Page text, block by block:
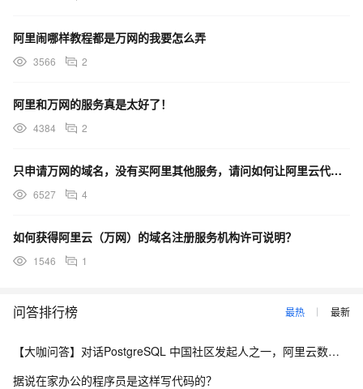
阿里闹哪样教程都是万网的我要怎么弄
3566 2
阿里和万网的服务真是太好了！
4384 2
只申请万网的域名，没有买阿里其他服务，请问如何让阿里云代备案？
6527 4
如何获得阿里云（万网）的域名注册服务机构许可说明？
1546 1
问答排行榜 最热 最新
【大咖问答】对话PostgreSQL 中国社区发起人之一，阿里云数据库高级专家 德哥
据说在家办公的程序员是这样写代码的？